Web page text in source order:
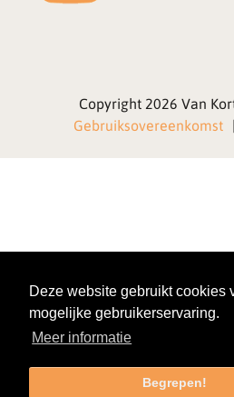
Deze website gebruikt cookies
mogelijke gebruikerservaring.
Meer informatie
Begrepen!
Copyright 2026 Van
Gebruiksovereenkomst |